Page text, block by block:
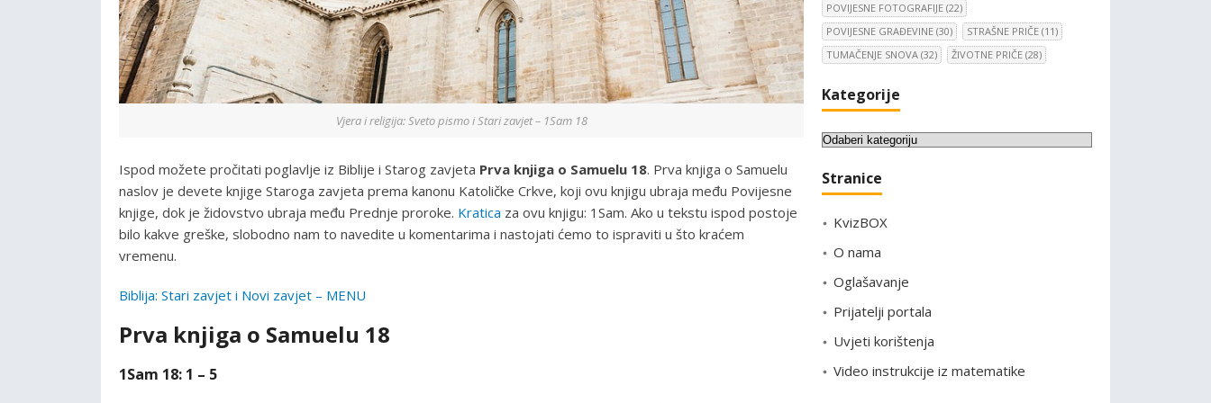
Vjera i religija: Sveto pismo i Stari zavjet – 1Sam 18
Ispod možete pročitati poglavlje iz Biblije i Starog zavjeta Prva knjiga o Samuelu 18. Prva knjiga o Samuelu
naslov je devete knjige Staroga zavjeta prema kanonu Katoličke Crkve, koji ovu knjigu ubraja među Povijesne
knjige, dok je židovstvo ubraja među Prednje proroke. Kratica za ovu knjigu: 1Sam. Ako u tekstu ispod postoje
bilo kakve greške, slobodno nam to navedite u komentarima i nastojati ćemo to ispraviti u što kraćem
vremenu.
Biblija: Stari zavjet i Novi zavjet – MENU
Prva knjiga o Samuelu 18
1Sam 18: 1 – 5
POVIJESNE FOTOGRAFIJE (22)
POVIJESNE GRAĐEVINE (30) STRAŠNE PRIČE (11)
TUMAČENJE SNOVA (32) ŽIVOTNE PRIČE (28)
Kategorije
K
t
g
o
i
j
Stranice
KvizBOX
O nama
Oglašavanje
Prijatelji portala
Uvjeti korištenja
Video instrukcije iz matematike